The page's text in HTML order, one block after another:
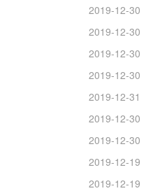
2019-12-30
2019-12-30
2019-12-30
2019-12-30
2019-12-31
2019-12-30
2019-12-30
2019-12-19
2019-12-19